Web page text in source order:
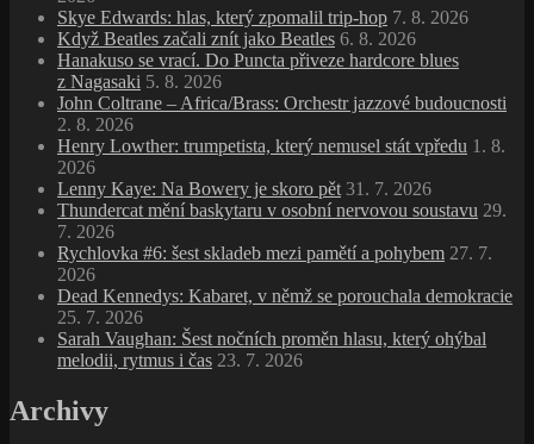
Skye Edwards: hlas, který zpomalil trip‑hop 7. 8. 2026
Když Beatles začali znít jako Beatles 6. 8. 2026
Hanakuso se vrací. Do Puncta přiveze hardcore blues
z Nagasaki 5. 8. 2026
John Coltrane – Africa/Brass: Orchestr jazzové budoucnosti
2. 8. 2026
Henry Lowther: trumpetista, který nemusel stát vpředu 1. 8.
2026
Lenny Kaye: Na Bowery je skoro pět 31. 7. 2026
Thundercat mění baskytaru v osobní nervovou soustavu 29.
7. 2026
Rychlovka #6: šest skladeb mezi pamětí a pohybem 27. 7.
2026
Dead Kennedys: Kabaret, v němž se porouchala demokracie
25. 7. 2026
Sarah Vaughan: Šest nočních proměn hlasu, který ohýbal
melodii, rytmus i čas 23. 7. 2026
Archivy